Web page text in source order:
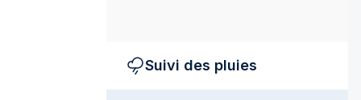
Suivi des pluies